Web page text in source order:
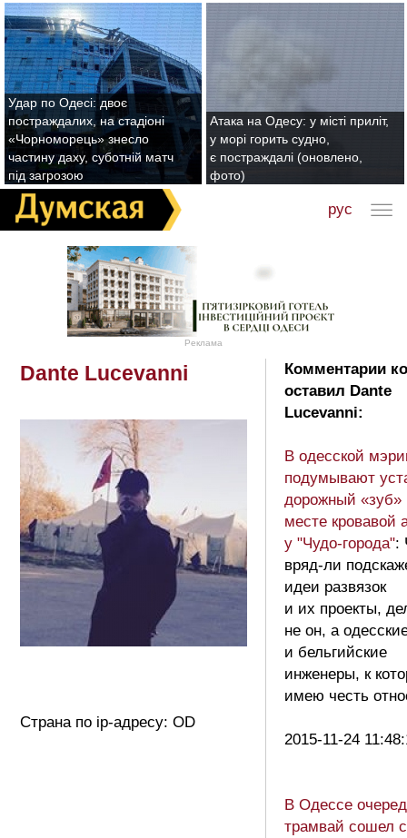
Удар по Одесі: двоє
постраждалих, на стадіоні
«Чорноморець» знесло
частину даху, суботній матч
під загрозою
Атака на Одесу: у місті приліт,
у морі горить судно,
є постраждалі (оновлено,
фото)
рус
Реклама
Dante Lucevanni
Страна по ip-адресу: OD
Комментарии
оставил Dante
Lucevanni:
В одесской
подумывают
дорожный «зуб»
месте кровавой
у "Чудо-города":
вряд-ли
идеи развязок
и их проекты,
не он, а
и бельгийские
инженеры, к
имею честь
2015-11-24
В Одессе
трамвай сошел с